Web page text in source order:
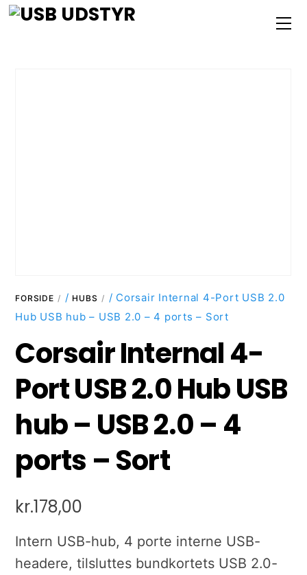
Skip
FORSIDE / HUBS
/ Corsair Internal 4-Port USB 2.0
Hub USB hub – USB 2.0 – 4 ports – Sort
Corsair Internal 4-
Port USB 2.0 Hub USB
hub – USB 2.0 – 4
ports – Sort
kr.178,00
Intern USB-hub, 4 porte interne USB-
headere, tilsluttes bundkortets USB 2.0-